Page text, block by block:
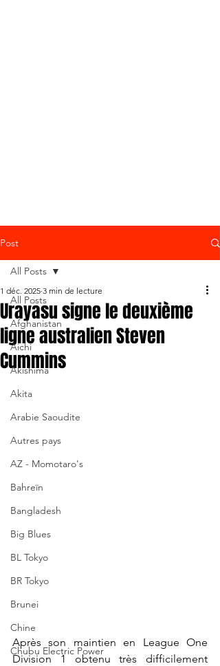
Post
All Posts
Afghanistan
Aichi
Akishima
Akita
Arabie Saoudite
Autres pays
AZ - Momotaro's
Bahreïn
Bangladesh
Big Blues
BL Tokyo
BR Tokyo
Brunei
Chine
Chubu Electric Power
All Posts
Urayasu signe le deuxième
ligne australien Steven
Cummins
1 déc. 2025 3 min de lecture
Après son maintien en League One
Division 1 obtenu très difficilement